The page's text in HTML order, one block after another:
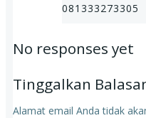
081333273305
No responses yet
Tinggalkan
Alamat email Anda tidak